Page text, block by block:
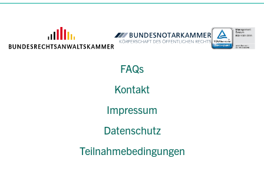
FAQs
Kontakt
Impressum
Datenschutz
Teilnahmebedingungen